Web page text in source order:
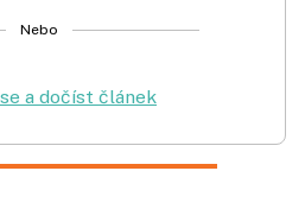
Nebo
a dočíst článek